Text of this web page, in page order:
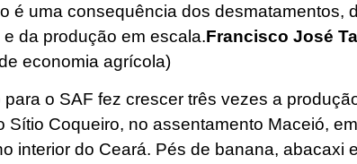
é uma consequência dos desmatamentos,
da produção em escala.Francisco José
economia agrícola)
para o SAF fez crescer três vezes a
Sítio Coqueiro, no assentamento Maceió, em
interior do Ceará. Pés de banana, abacaxi